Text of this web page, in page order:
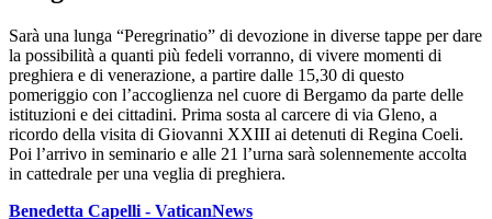
Sarà una lunga “Peregrinatio” di devozione in diverse tappe per dare
la possibilità a quanti più fedeli vorranno, di vivere momenti di
preghiera e di venerazione, a partire dalle 15,30 di questo
pomeriggio con l’accoglienza nel cuore di Bergamo da parte delle
istituzioni e dei cittadini. Prima sosta al carcere di via Gleno, a
ricordo della visita di Giovanni XXIII ai detenuti di Regina Coeli.
Poi l’arrivo in seminario e alle 21 l’urna sarà solennemente accolta
in cattedrale per una veglia di preghiera.
Benedetta Capelli - VaticanNews